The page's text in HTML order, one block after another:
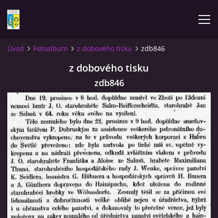
FOTOALBUM
KOMENTÁŘE
KONTAKT
KNIHA MIKULÁŠOVICE - NIXDORF
Úvod Fotoalbum z dobového tisku zdb846
z dobového tisku
zdb846